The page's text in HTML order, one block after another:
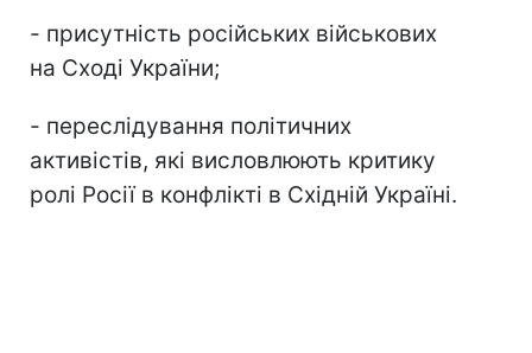
- присутність російських військових
на Сході України;
- переслідування політичних
активістів, які висловлюють критику
ролі Росії в конфлікті в Східній Україні.